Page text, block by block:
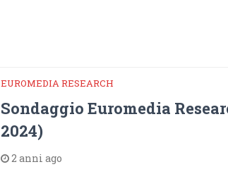
EUROMEDIA RESEARCH
Sondaggio Euromedia
2024)
2 anni ago